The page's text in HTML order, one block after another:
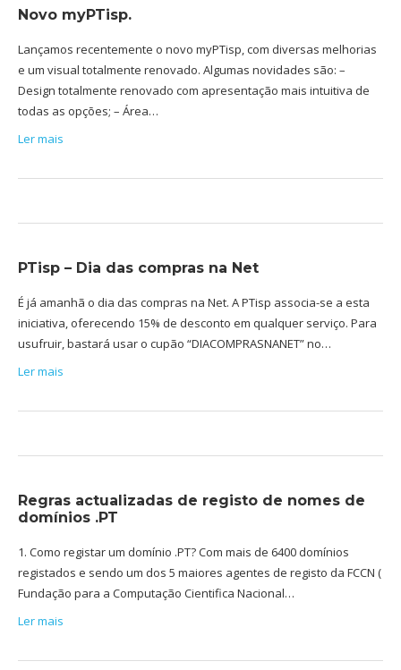
Novo myPTisp.
Lançamos recentemente o novo myPTisp, com diversas melhorias
e um visual totalmente renovado. Algumas novidades são: –
Design totalmente renovado com apresentação mais intuitiva de
todas as opções; – Área…
Ler mais
PTisp – Dia das compras na Net
É já amanhã o dia das compras na Net. A PTisp associa-se a esta
iniciativa, oferecendo 15% de desconto em qualquer serviço. Para
usufruir, bastará usar o cupão “DIACOMPRASNANET” no…
Ler mais
Regras actualizadas de registo de nomes de
domínios .PT
1. Como registar um domínio .PT? Com mais de 6400 domínios
registados e sendo um dos 5 maiores agentes de registo da FCCN (
Fundação para a Computação Cientifica Nacional…
Ler mais